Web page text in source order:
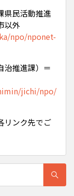
県民活動推進
以外
npo/nponet-
治推進課）＝
jichi/npo/
リンク先でご